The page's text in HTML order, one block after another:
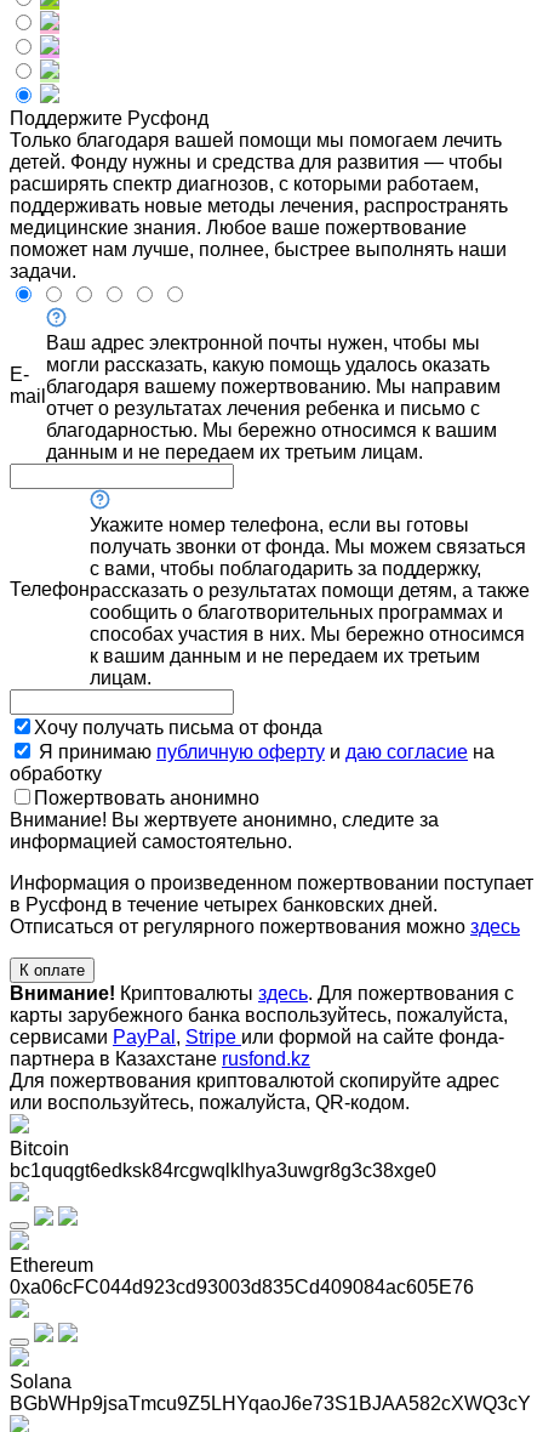
Поддержите Русфонд
Только благодаря вашей помощи мы помогаем лечить
детей. Фонду нужны и средства для развития — чтобы
расширять спектр диагнозов, с которыми работаем,
поддерживать новые методы лечения, распространять
медицинские знания. Любое ваше пожертвование
поможет нам лучше, полнее, быстрее выполнять наши
задачи.
E-
mail
Ваш адрес электронной почты нужен, чтобы мы
могли рассказать, какую помощь удалось оказать
благодаря вашему пожертвованию. Мы направим
отчет о результатах лечения ребенка и письмо с
благодарностью. Мы бережно относимся к вашим
данным и не передаем их третьим лицам.
Телефон
Укажите номер телефона, если вы готовы
получать звонки от фонда. Мы можем связаться
с вами, чтобы поблагодарить за поддержку,
рассказать о результатах помощи детям, а также
сообщить о благотворительных программах и
способах участия в них. Мы бережно относимся
к вашим данным и не передаем их третьим
лицам.
Хочу получать письма от фонда
Я принимаю публичную оферту и даю согласие на
обработку
Пожертвовать анонимно
Внимание! Вы жертвуете анонимно, следите за
информацией самостоятельно.
Информация о произведенном пожертвовании поступает
в Русфонд в течение четырех банковских дней.
Отписаться от регулярного пожертвования можно здесь
К оплате
Внимание! Криптовалюты здесь. Для пожертвования с
карты зарубежного банка воспользуйтесь, пожалуйста,
сервисами PayPal , Stripe или формой на сайте фонда-
партнера в Казахстане rusfond.kz
Для пожертвования криптовалютой скопируйте адрес
или воспользуйтесь, пожалуйста, QR-кодом.
Bitcoin
bc1quqgt6edksk84rcgwqlklhya3uwgr8g3c38xge0
Ethereum
0xa06cFC044d923cd93003d835Cd409084ac605E76
Solana
BGbWHp9jsaTmcu9Z5LHYqaoJ6e73S1BJAA582cXWQ3cY